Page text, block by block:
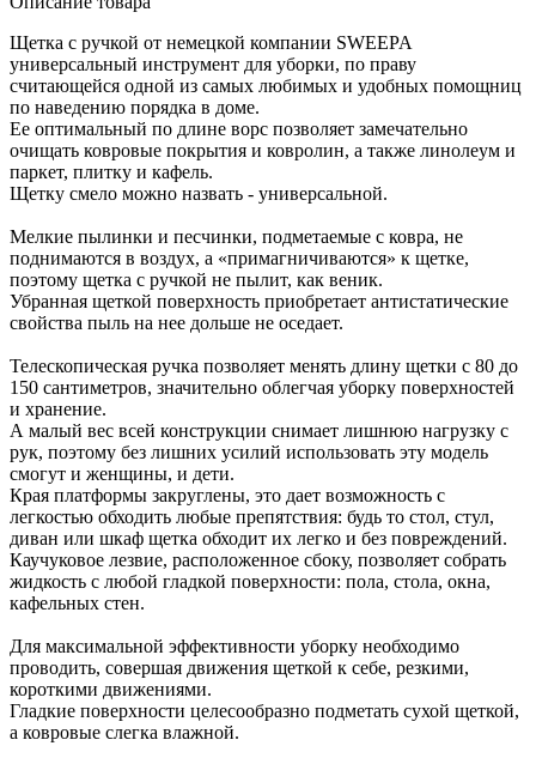
Щетка с ручкой от немецкой компании SWEEPA
универсальный инструмент для уборки, по праву
считающейся одной из самых любимых и удобных помощниц
по наведению порядка в доме.
Ее оптимальный по длине ворс позволяет замечательно
очищать ковровые покрытия и ковролин, а также линолеум и
паркет, плитку и кафель.
Щетку смело можно назвать - универсальной.
Мелкие пылинки и песчинки, подметаемые с ковра, не
поднимаются в воздух, а «примагничиваются» к щетке,
поэтому щетка с ручкой не пылит, как веник.
Убранная щеткой поверхность приобретает антистатические
свойства пыль на нее дольше не оседает.
Телескопическая ручка позволяет менять длину щетки с 80 до
150 сантиметров, значительно облегчая уборку поверхностей
и хранение.
А малый вес всей конструкции снимает лишнюю нагрузку с
рук, поэтому без лишних усилий использовать эту модель
смогут и женщины, и дети.
Края платформы закруглены, это дает возможность с
легкостью обходить любые препятствия: будь то стол, стул,
диван или шкаф щетка обходит их легко и без повреждений.
Каучуковое лезвие, расположенное сбоку, позволяет собрать
жидкость с любой гладкой поверхности: пола, стола, окна,
кафельных стен.
Для максимальной эффективности уборку необходимо
проводить, совершая движения щеткой к себе, резкими,
короткими движениями.
Гладкие поверхности целесообразно подметать сухой щеткой,
а ковровые слегка влажной.